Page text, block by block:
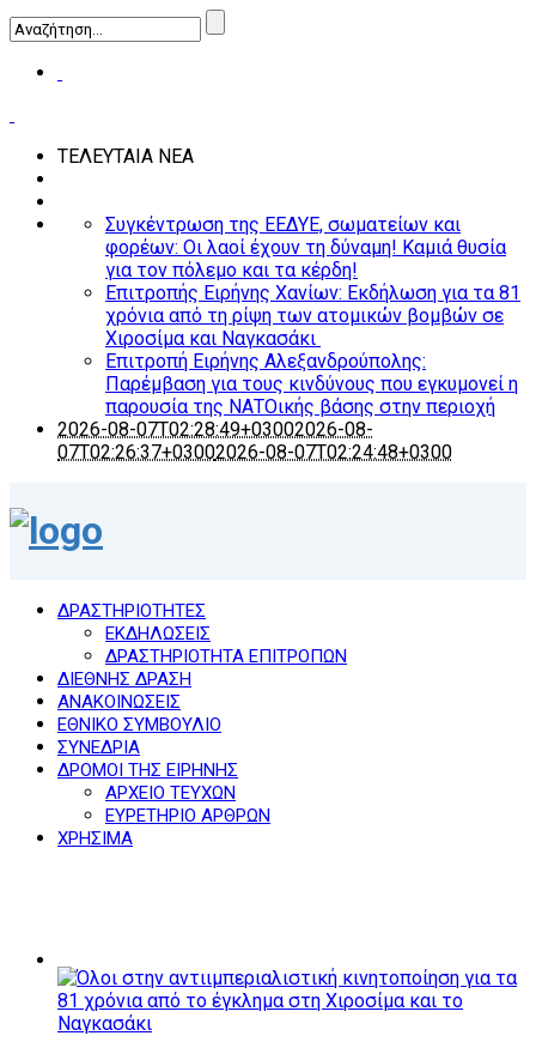
ΤΕΛΕΥΤΑΙΑ ΝΕΑ
Συγκέντρωση της ΕΕΔΥΕ, σωματείων και
φορέων: Οι λαοί έχουν τη δύναμη! Καμιά θυσία
για τον πόλεμο και τα κέρδη!
Επιτροπής Ειρήνης Χανίων: Εκδήλωση για τα 81
χρόνια από τη ρίψη των ατομικών βομβών σε
Χιροσίμα και Ναγκασάκι
Επιτροπή Ειρήνης Αλεξανδρούπολης:
Παρέμβαση για τους κινδύνους που εγκυμονεί η
παρουσία της ΝΑΤΟικής βάσης στην περιοχή
2026-08-07T02:28:49+03002026-08-
07T02:26:37+03002026-08-07T02:24:48+0300
ΔΡΑΣΤΗΡΙΟΤΗΤΕΣ
ΕΚΔΗΛΩΣΕΙΣ
ΔΡΑΣΤΗΡΙΟΤΗΤΑ ΕΠΙΤΡΟΠΩΝ
ΔΙΕΘΝΗΣ ΔΡΑΣΗ
ΑΝΑΚΟΙΝΩΣΕΙΣ
ΕΘΝΙΚΟ ΣΥΜΒΟΥΛΙΟ
ΣΥΝΕΔΡΙΑ
ΔΡΟΜΟΙ ΤΗΣ ΕΙΡΗΝΗΣ
ΑΡΧΕΙΟ ΤΕΥΧΩΝ
ΕΥΡΕΤΗΡΙΟ ΑΡΘΡΩΝ
ΧΡΗΣΙΜΑ